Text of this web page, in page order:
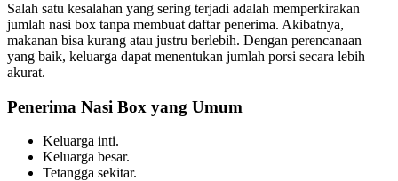
Salah satu kesalahan yang sering terjadi adalah memperkirakan
jumlah nasi box tanpa membuat daftar penerima. Akibatnya,
makanan bisa kurang atau justru berlebih. Dengan perencanaan
yang baik, keluarga dapat menentukan jumlah porsi secara lebih
akurat.
Penerima Nasi Box yang Umum
Keluarga inti.
Keluarga besar.
Tetangga sekitar.